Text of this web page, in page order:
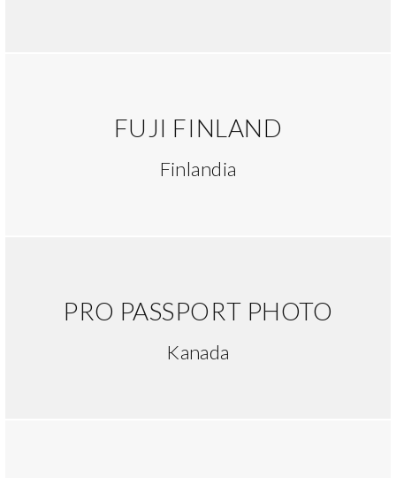
FUJI FINLAND
Finlandia
PRO PASSPORT PHOTO
Kanada